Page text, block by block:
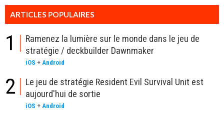
ARTICLES POPULAIRES
1
Ramenez la lumière sur le monde dans le jeu de
stratégie / deckbuilder Dawnmaker
iOS + Android
2
Le jeu de stratégie Resident Evil Survival Unit est
aujourd'hui de sortie
iOS + Android